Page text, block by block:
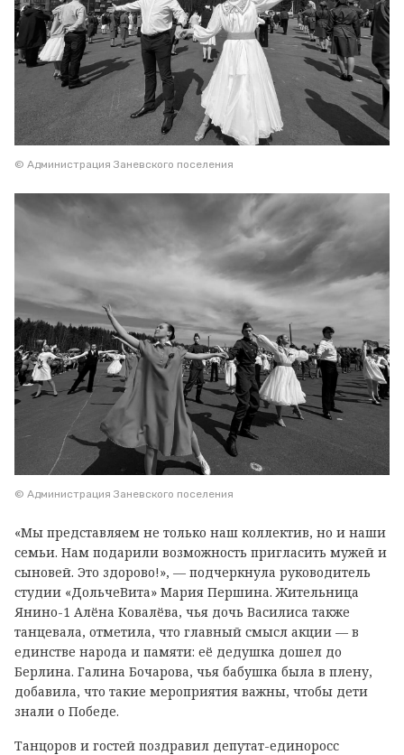
© Администрация Заневского поселения
© Администрация Заневского поселения
«Мы представляем не только наш коллектив, но и наши
семьи. Нам подарили возможность пригласить мужей и
сыновей. Это здорово!», — подчеркнула руководитель
студии «ДольчеВита» Мария Першина. Жительница
Янино-1 Алёна Ковалёва, чья дочь Василиса также
танцевала, отметила, что главный смысл акции — в
единстве народа и памяти: её дедушка дошел до
Берлина. Галина Бочарова, чья бабушка была в плену,
добавила, что такие мероприятия важны, чтобы дети
знали о Победе.
Танцоров и гостей поздравил депутат-единоросс